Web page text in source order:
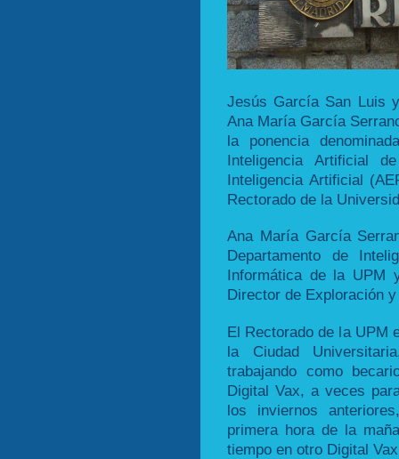
Jesús García San Luis
Ana María García
la ponencia
Inteligencia Artificial
Inteligencia Artificial
Rectorado de la
Ana María García
Departamento de
Informática de la UPM
Director de Exploración
El Rectorado de la UPM
la Ciudad
trabajando como
Digital Vax, a veces
los inviernos
primera hora de la
tiempo en otro Digital